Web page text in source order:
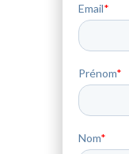
Email*
Prénom*
Nom*